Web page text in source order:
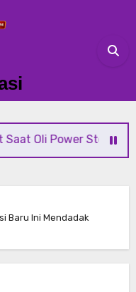
Steering Di Mobil
Baru Ini Mendadak